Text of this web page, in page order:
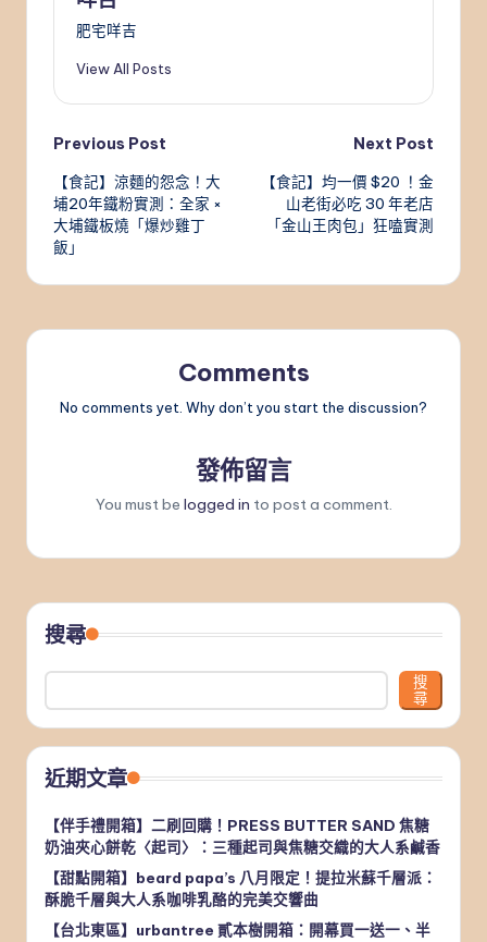
肥宅咩吉
View All Posts
Post
navigation
Previous Post
【食記】涼麵的怨念！大
埔20年鐵粉實測：全家 ×
大埔鐵板燒「爆炒雞丁
飯」
Next Post
【食記】均一價 $20 ！金
山老街必吃 30 年老店
「金山王肉包」狂嗑實測
Comments
No comments yet. Why don’t you start the discussion?
發佈留言
You must be logged in to post a comment.
搜尋
搜
尋
近期文章
【伴手禮開箱】二刷回購！PRESS BUTTER SAND 焦糖
奶油夾心餅乾〈起司〉：三種起司與焦糖交織的大人系鹹香
【甜點開箱】beard papa’s 八月限定！提拉米蘇千層派：
酥脆千層與大人系咖啡乳酪的完美交響曲
【台北東區】urbantree 貳本樹開箱：開幕買一送一、半